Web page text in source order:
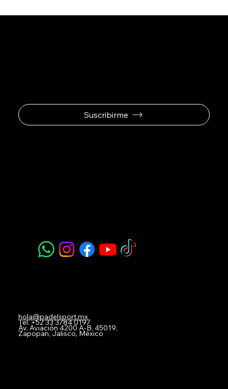
Suscribirme
hola@padelsport.mx
Tel.+52 33 3784 0197
Av. Aviación 4200 A-B, 45019,
Zapopan, Jalisco, México